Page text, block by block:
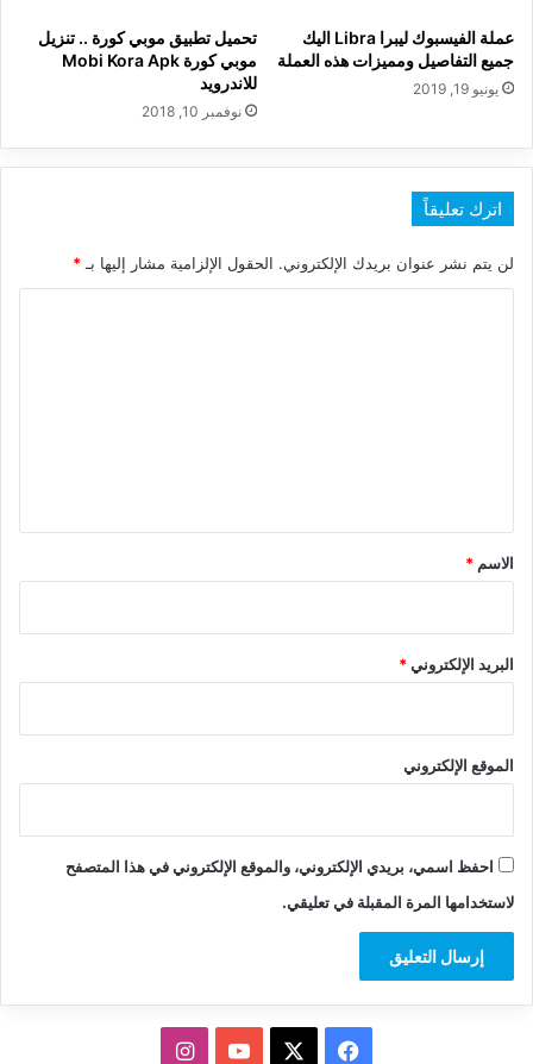
عملة الفيسبوك ليبرا Libra اليك
جميع التفاصيل ومميزات هذه العملة
يونيو 19, 2019
تحميل تطبيق موبي كورة .. تنزيل
موبي كورة Mobi Kora Apk
للاندرويد
نوفمبر 10, 2018
اترك تعليقاً
لن يتم نشر عنوان بريدك الإلكتروني. الحقول الإلزامية مشار إليها بـ *
*
الاسم *
البريد الإلكتروني*
الموقع الإلكتروني
احفظ اسمي، بريدي الإلكتروني، والموقع الإلكتروني في هذا المتصفح
لاستخدامها المرة المقبلة في تعليقي.
فيسبوك ‫YouTubeانستقرام